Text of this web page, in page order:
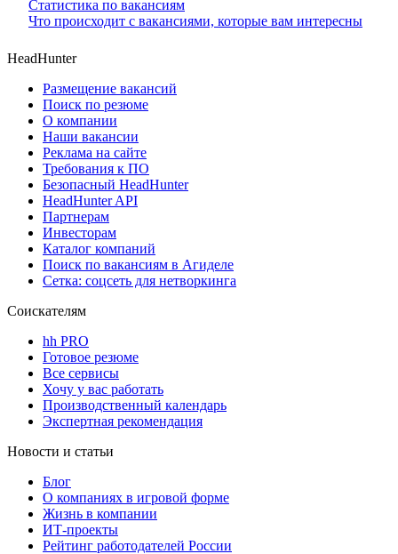
Статистика по вакансиям
Что происходит с вакансиями, которые вам интересны
HeadHunter
Размещение вакансий
Поиск по резюме
О компании
Наши вакансии
Реклама на сайте
Требования к ПО
Безопасный HeadHunter
HeadHunter API
Партнерам
Инвесторам
Каталог компаний
Поиск по вакансиям в Агиделе
Сетка: соцсеть для нетворкинга
Соискателям
hh PRO
Готовое резюме
Все сервисы
Хочу у вас работать
Производственный календарь
Экспертная рекомендация
Новости и статьи
Блог
О компаниях в игровой форме
Жизнь в компании
ИТ-проекты
Рейтинг работодателей России